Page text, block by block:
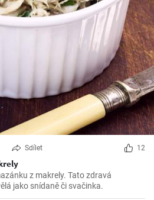
Sdílet 12
z makrely. Tato zdravá
jako snídaně či svačinka.